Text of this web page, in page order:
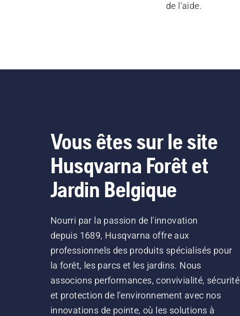
de l'aide.
Vous êtes sur le site
Husqvarna Forêt et
Jardin Belgique
Nourri par la passion de l'innovation
depuis 1689, Husqvarna offre aux
professionnels des produits spécialisés pour
la forêt, les parcs et les jardins. Nous
associons performances, convivialité, sécurité
et protection de l'environnement avec nos
innovations de pointe, où les solutions à